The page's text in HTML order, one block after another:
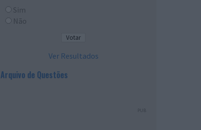
Sim
Não
Ver Resultados
Arquivo de Questões
PUB